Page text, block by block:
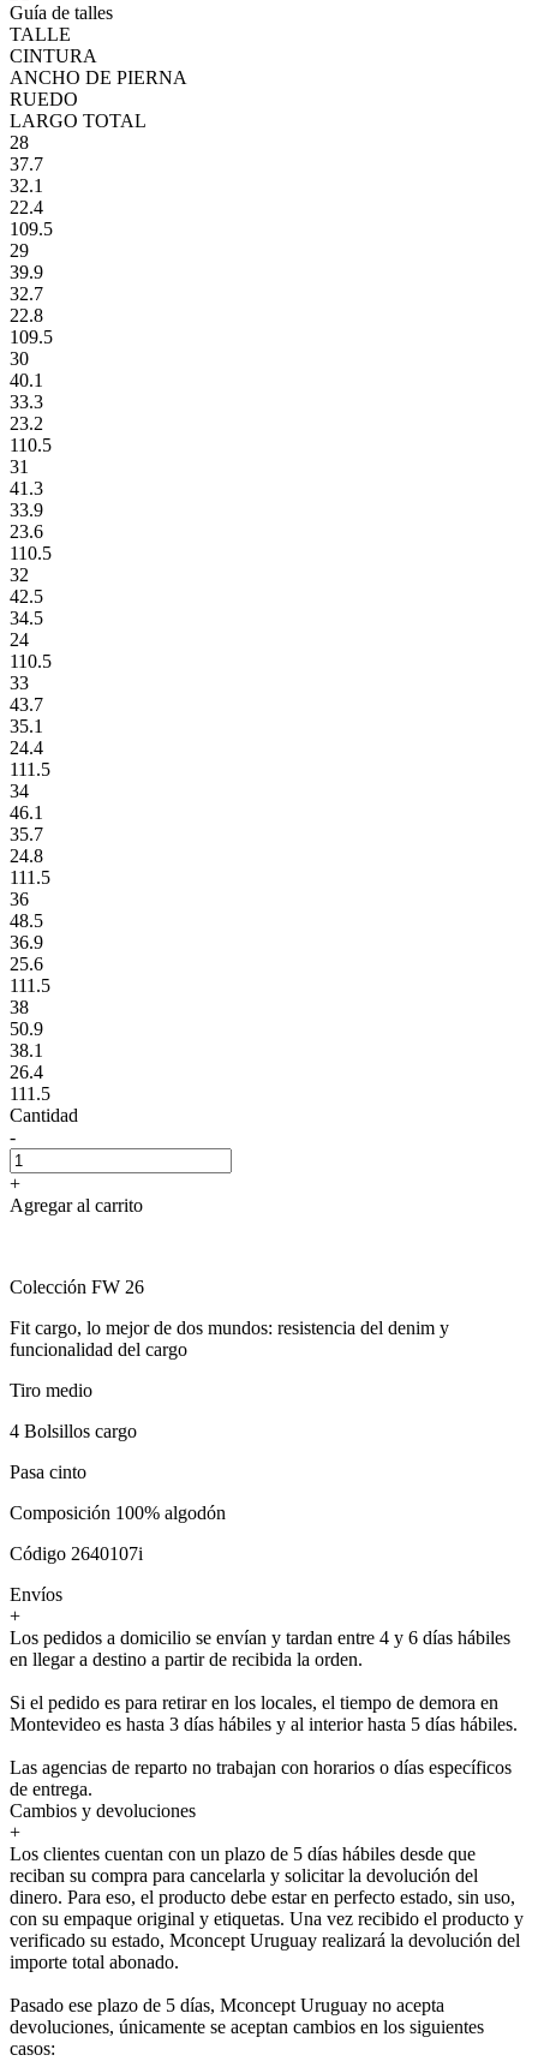
Guía de talles
TALLE
CINTURA
ANCHO DE PIERNA
RUEDO
LARGO TOTAL
28
37.7
32.1
22.4
109.5
29
39.9
32.7
22.8
109.5
30
40.1
33.3
23.2
110.5
31
41.3
33.9
23.6
110.5
32
42.5
34.5
24
110.5
33
43.7
35.1
24.4
111.5
34
46.1
35.7
24.8
111.5
36
48.5
36.9
25.6
111.5
38
50.9
38.1
26.4
111.5
Cantidad
-
+
Agregar al carrito
Colección FW 26
Fit cargo, lo mejor de dos mundos: resistencia del denim y
funcionalidad del cargo
Tiro medio
4 Bolsillos cargo
Pasa cinto
Composición 100% algodón
Código 2640107i
Envíos
+
Los pedidos a domicilio se envían y tardan entre 4 y 6 días hábiles
en llegar a destino a partir de recibida la orden.
Si el pedido es para retirar en los locales, el tiempo de demora en
Montevideo es hasta 3 días hábiles y al interior hasta 5 días hábiles.
Las agencias de reparto no trabajan con horarios o días específicos
de entrega.
Cambios y devoluciones
+
Los clientes cuentan con un plazo de 5 días hábiles desde que
reciban su compra para cancelarla y solicitar la devolución del
dinero. Para eso, el producto debe estar en perfecto estado, sin uso,
con su empaque original y etiquetas. Una vez recibido el producto y
verificado su estado, Mconcept Uruguay realizará la devolución del
importe total abonado.
Pasado ese plazo de 5 días, Mconcept Uruguay no acepta
devoluciones, únicamente se aceptan cambios en los siguientes
casos: